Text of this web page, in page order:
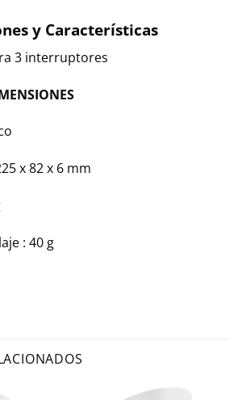
y Características
3 interruptores
x 82 x 6 mm
: 40 g